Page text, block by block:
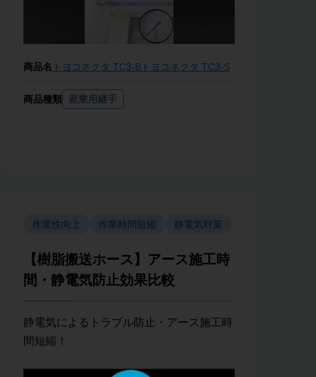
商品名 トヨコネクタ TC3-Bトヨコネクタ TC3-S
商品種類 産業用継手
作業性向上 作業時間短縮 静電気対策
【樹脂搬送ホース】アース施工時
間・静電気防止効果比較
静電気によるトラブル防止・アース施工時
間短縮！